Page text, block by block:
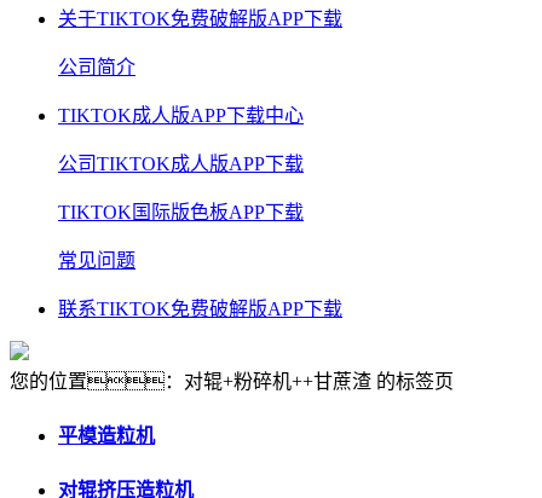
关于TIKTOK免费破解版APP下载
公司简介
TIKTOK成人版APP下载中心
公司TIKTOK成人版APP下载
TIKTOK国际版色板APP下载
常见问题
联系TIKTOK免费破解版APP下载
您的位置：对辊+粉碎机++甘蔗渣 的标签页
平模造粒机
对辊挤压造粒机